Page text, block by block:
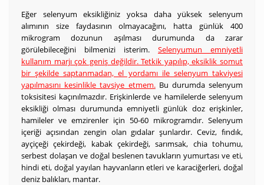
Eğer selenyum eksikliğiniz yoksa daha yüksek selenyum
alımının size faydasının olmayacağını, hatta günlük 400
mikrogram dozunun aşılması durumunda da zarar
görülebileceğini bilmenizi isterim. Selenyumun emniyetli
kullanım marjı çok geniş değildir. Tetkik yapılıp, eksiklik somut
bir şekilde saptanmadan, el yordamı ile selenyum takviyesi
yapılmasını kesinlikle tavsiye etmem.Bu durumda selenyum
toksisitesi kaçınılmazdır. Erişkinlerde ve hamilelerde selenyum
eksikliği olması durumunda emniyetli günlük doz erişkinler,
hamileler ve emzirenler için 50-60 mikrogramdır. Selenyum
içeriği açısından zengin olan gıdalar şunlardır. Ceviz, fındık,
ayçiçeği çekirdeği, kabak çekirdeği, sarımsak, chia tohumu,
serbest dolaşan ve doğal beslenen tavukların yumurtası ve eti,
hindi eti, doğal yayılan hayvanların etleri ve karaciğerleri, doğal
deniz balıkları, mantar.